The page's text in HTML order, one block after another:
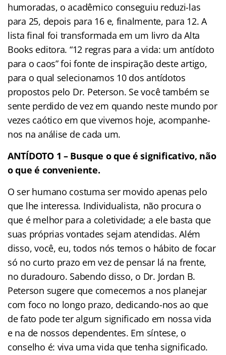
humoradas, o acadêmico conseguiu reduzi-las
para 25, depois para 16 e, finalmente, para 12. A
lista final foi transformada em um livro da Alta
Books editora. “12 regras para a vida: um antídoto
para o caos” foi fonte de inspiração deste artigo,
para o qual selecionamos 10 dos antídotos
propostos pelo Dr. Peterson. Se você também se
sente perdido de vez em quando neste mundo por
vezes caótico em que vivemos hoje, acompanhe-
nos na análise de cada um.
ANTÍDOTO 1 – Busque o que é significativo, não
o que é conveniente.
O ser humano costuma ser movido apenas pelo
que lhe interessa. Individualista, não procura o
que é melhor para a coletividade; a ele basta que
suas próprias vontades sejam atendidas. Além
disso, você, eu, todos nós temos o hábito de focar
só no curto prazo em vez de pensar lá na frente,
no duradouro. Sabendo disso, o Dr. Jordan B.
Peterson sugere que comecemos a nos planejar
com foco no longo prazo, dedicando-nos ao que
de fato pode ter algum significado em nossa vida
e na de nossos dependentes. Em síntese, o
conselho é: viva uma vida que tenha significado.